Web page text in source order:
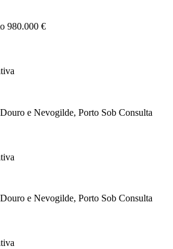
980.000 €
e Nevogilde, Porto Sob Consulta
e Nevogilde, Porto Sob Consulta